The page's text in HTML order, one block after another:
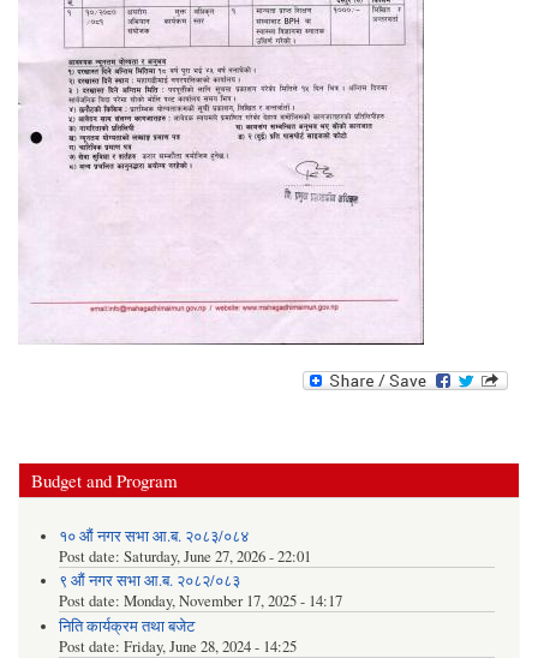
Budget and Program
१० औं नगर सभा आ.ब. २०८३/०८४
Post date: Saturday, June 27, 2026 - 22:01
९ औं नगर सभा आ.ब. २०८२/०८३
Post date: Monday, November 17, 2025 - 14:17
निति कार्यक्रम तथा बजेट
Post date: Friday, June 28, 2024 - 14:25